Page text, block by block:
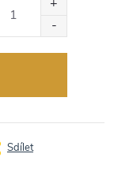
Sdílet